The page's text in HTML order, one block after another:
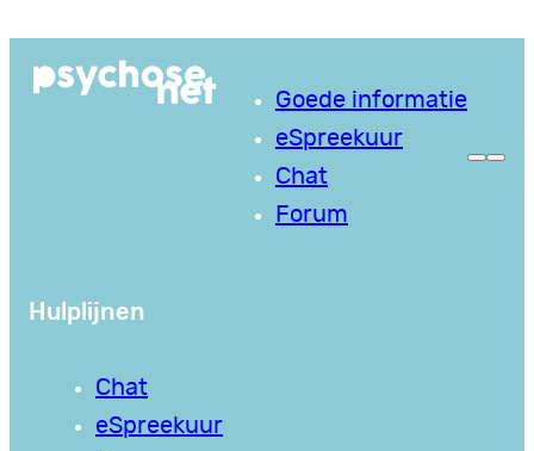
naar
Goede informatie
eSpreekuur
Chat
Forum
Hulplijnen
Chat
eSpreekuur